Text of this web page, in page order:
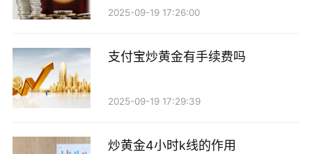
2025-09-19 17:26:00
支付宝炒黄金有手续费吗
2025-09-19 17:29:39
炒黄金4小时k线的作用